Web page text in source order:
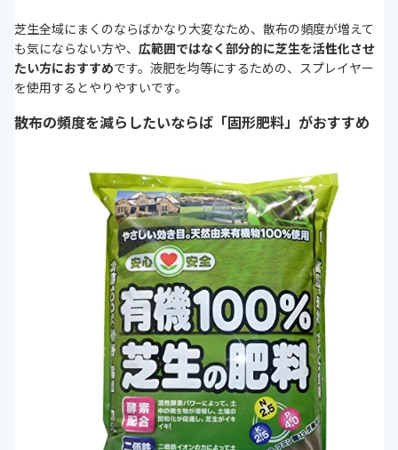
芝生全域にまくのならばかなり大変なため、散布の頻度が増えて
も気にならない方や、 広範囲ではなく部分的に芝生を活性化させ
たい方におすすめです。液肥を均等にするための、スプレイヤー
を使用するとやりやすいです。
散布の頻度を減らしたいならば「固形肥料」がおすすめ